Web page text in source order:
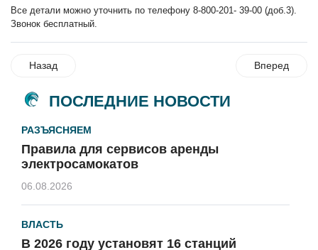
Все детали можно уточнить по телефону 8-800-201- 39-00 (доб.3).
Звонок бесплатный.
Назад Вперед
ПОСЛЕДНИЕ НОВОСТИ
РАЗЪЯСНЯЕМ
Правила для сервисов аренды
электросамокатов
06.08.2026
ВЛАСТЬ
В 2026 году установят 16 станций